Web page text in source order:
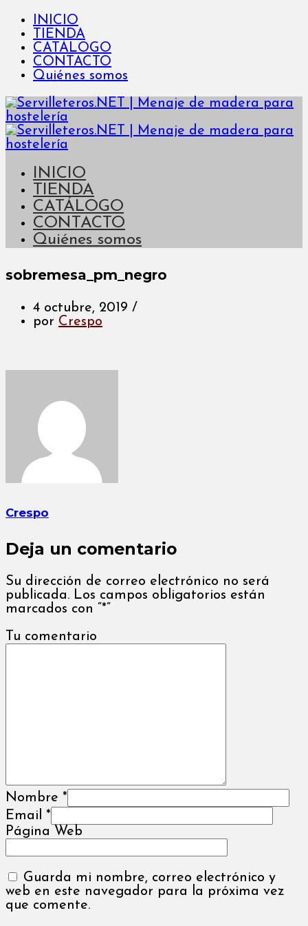
INICIO
TIENDA
CATÁLOGO
CONTACTO
Quiénes somos
INICIO
TIENDA
CATÁLOGO
CONTACTO
Quiénes somos
sobremesa_pm_negro
4 octubre, 2019 /
por Crespo
Crespo
Deja un comentario
Su dirección de correo electrónico no será
publicada. Los campos obligatorios están
marcados con “*”
Tu comentario
Nombre *
Email *
Página Web
Guarda mi nombre, correo electrónico y
web en este navegador para la próxima vez
que comente.